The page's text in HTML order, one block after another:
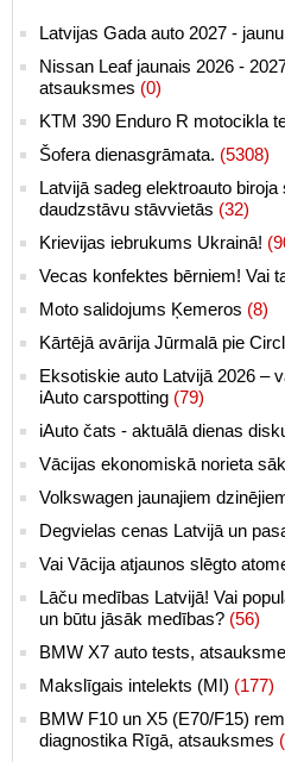
Latvijas Gada auto 2027 -
Nissan Leaf jaunais 2026 -
atsauksmes (0)
KTM 390 Enduro R motocikla
Šofera dienasgrāmata. (5308)
Latvijā sadeg elektroauto
daudzstāvu stāvvietās (32)
Krievijas iebrukums Ukrainā!
Vecas konfektes bērniem! Vai
Moto salidojums Ķemeros (8)
Kārtējā avārija Jūrmalā pie
Eksotiskie auto Latvijā 2026 –
iAuto carspotting (79)
iAuto čats - aktuālā dienas
Vācijas ekonomiskā norieta
Volkswagen jaunajiem
Degvielas cenas Latvijā un
Vai Vācija atjaunos slēgto
Lāču medības Latvijā! Vai
un būtu jāsāk medības? (56)
BMW X7 auto tests,
Makslīgais intelekts (MI) (177)
BMW F10 un X5 (E70/F15)
diagnostika Rīgā, atsauksmes